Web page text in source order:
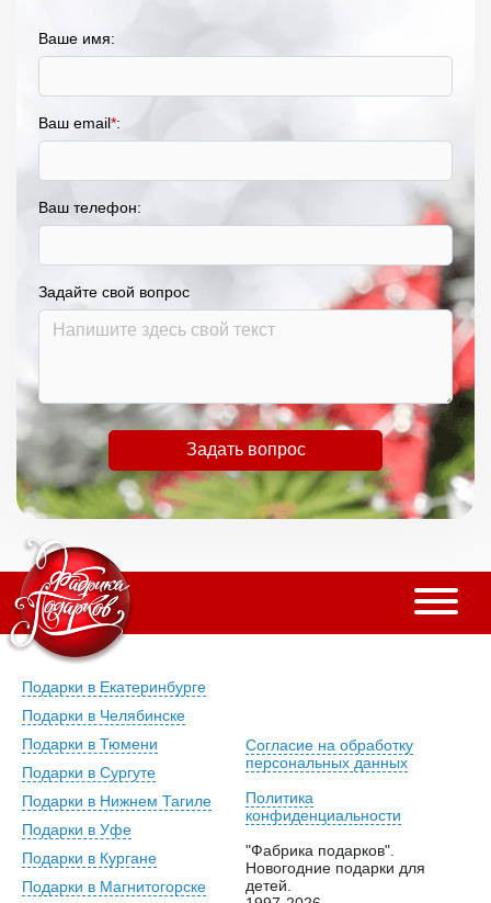
Ваше имя:
Ваш email*:
Ваш телефон:
Задайте свой вопрос
Задать вопрос
Подарки в Екатеринбурге
Подарки в Челябинске
Подарки в Тюмени
Подарки в Сургуте
Подарки в Нижнем Тагиле
Подарки в Уфе
Подарки в Кургане
Подарки в Магнитогорске
Согласие на обработку
персональных данных
Политика
конфиденциальности
"Фабрика подарков".
Новогодние подарки для
детей.